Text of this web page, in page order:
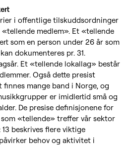
i offentlige tilskuddsordninger
medlem». Et «tellende
som en person under 26 år som
dokumenteres pr. 31.
Et «tellende lokallag» består
Også dette presist
finnes mange band i Norge, og
er imidlertid små og
De presise definisjonene for
«tellende» treffer vår sektor
beskrives flere viktige
behov og aktivitet i